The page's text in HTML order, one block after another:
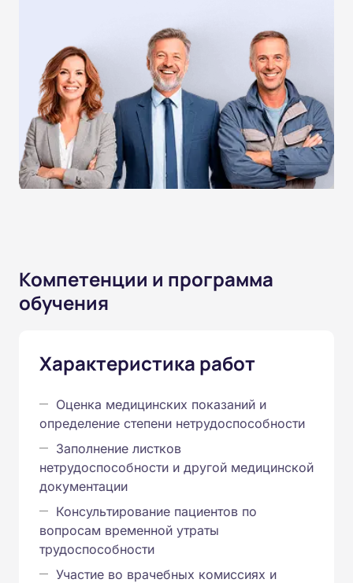
Компетенции и программа
обучения
Характеристика работ
Оценка медицинских показаний и
определение степени нетрудоспособности
Заполнение листков
нетрудоспособности и другой медицинской
документации
Консультирование пациентов по
вопросам временной утраты
трудоспособности
Участие во врачебных комиссиях и